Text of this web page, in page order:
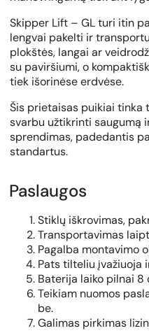
Skipper Lift – GL turi itin
lengvai pakelti ir
plokštės, langai ar
su paviršiumi, o
tiek išorinėse erdvėse.
Šis prietaisas puikiai tinka
svarbu užtikrinti saugumą
sprendimas, padedantis
standartus.
Paslaugos
Stiklų iškrovimas,
Transportavimas
Pagalba montavimo
Pats tilteliu įvažiuoja
Baterija laiko pilnai 8
Teikiam nuomos
be.
Galimas pirkimas